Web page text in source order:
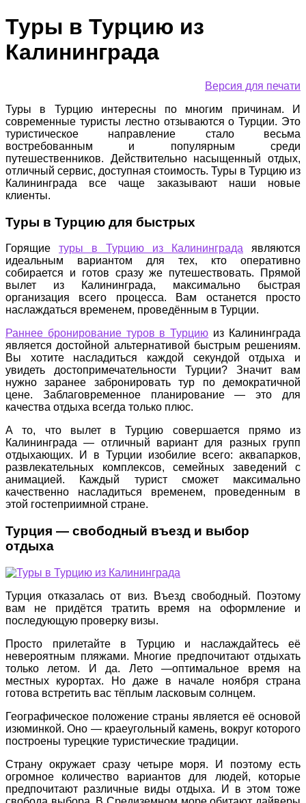
Туры в Турцию из
Калининграда
Версия для печати
Туры в Турцию интересны по многим причинам. И
современные туристы лестно отзываются о Турции. Это
туристическое направление стало весьма
востребованным и популярным среди
путешественников. Действительно насыщенный отдых,
отличный сервис, доступная стоимость. Туры в Турцию из
Калининграда все чаще заказывают наши новые
клиенты.
Туры в Турцию для быстрых
Горящие туры в Турцию из Калининграда являются
идеальным вариантом для тех, кто оперативно
собирается и готов сразу же путешествовать. Прямой
вылет из Калининграда, максимально быстрая
организация всего процесса. Вам останется просто
наслаждаться временем, проведённым в Турции.
Раннее бронирование туров в Турцию из Калининграда
является достойной альтернативой быстрым решениям.
Вы хотите насладиться каждой секундой отдыха и
увидеть достопримечательности Турции? Значит вам
нужно заранее забронировать тур по демократичной
цене. Заблаговременное планирование — это для
качества отдыха всегда только плюс.
А то, что вылет в Турцию совершается прямо из
Калининграда — отличный вариант для разных групп
отдыхающих. И в Турции изобилие всего: аквапарков,
развлекательных комплексов, семейных заведений с
анимацией. Каждый турист сможет максимально
качественно насладиться временем, проведенным в
этой гостеприимной стране.
Турция — свободный въезд и выбор
отдыха
Турция отказалась от виз. Въезд свободный. Поэтому
вам не придётся тратить время на оформление и
последующую проверку визы.
Просто прилетайте в Турцию и наслаждайтесь её
невероятным пляжами. Многие предпочитают отдыхать
только летом. И да. Лето —оптимальное время на
местных курортах. Но даже в начале ноября страна
готова встретить вас тёплым ласковым солнцем.
Географическое положение страны является её основой
изюминкой. Оно — краеугольный камень, вокруг которого
построены турецкие туристические традиции.
Страну окружает сразу четыре моря. И поэтому есть
огромное количество вариантов для людей, которые
предпочитают различные виды отдыха. И в этом тоже